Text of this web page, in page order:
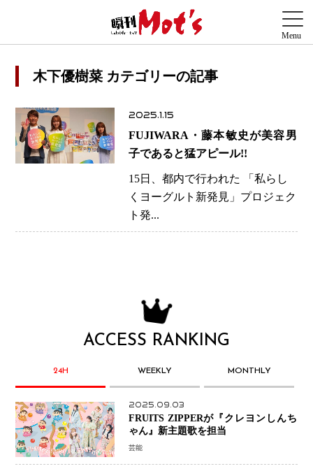
木下優樹菜 カテゴリーの記事
2025.1.15
FUJIWARA・藤本敏史が美容男
子であると猛アピール!!
15日、都内で行われた 「私らし
くヨーグルト新発見」プロジェク
ト発...
ACCESS RANKING
24H WEEKLY MONTHLY
2025.09.03
FRUITS ZIPPERが『クレヨンしんち
ゃん』新主題歌を担当
芸能